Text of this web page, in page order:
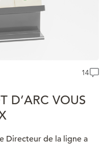
14
D’ARC VOUS
Directeur de la ligne a